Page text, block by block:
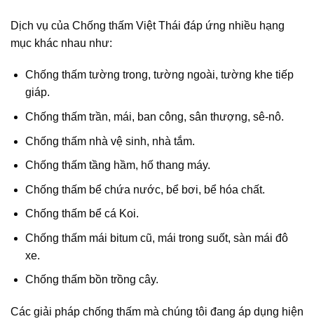
Dịch vụ của Chống thấm Việt Thái đáp ứng nhiều hạng
mục khác nhau như:
Chống thấm tường trong, tường ngoài, tường khe tiếp
giáp.
Chống thấm trần, mái, ban công, sân thượng, sê-nô.
Chống thấm nhà vệ sinh, nhà tắm.
Chống thấm tầng hầm, hố thang máy.
Chống thấm bể chứa nước, bể bơi, bể hóa chất.
Chống thấm bể cá Koi.
Chống thấm mái bitum cũ, mái trong suốt, sàn mái đô
xe.
Chống thấm bồn trồng cây.
Các giải pháp chống thấm mà chúng tôi đang áp dụng hiện